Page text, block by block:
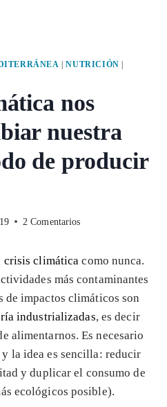
|NUTRICIÓN
nos
nuestra
de producir
2 Comentarios
crisis climática como nunca.
más contaminantes
impactos climáticos son
industrializadas, es decir
alimentarnos. Es necesario
la idea es sencilla: reducir
y duplicar el consumo de
ecológicos posible).